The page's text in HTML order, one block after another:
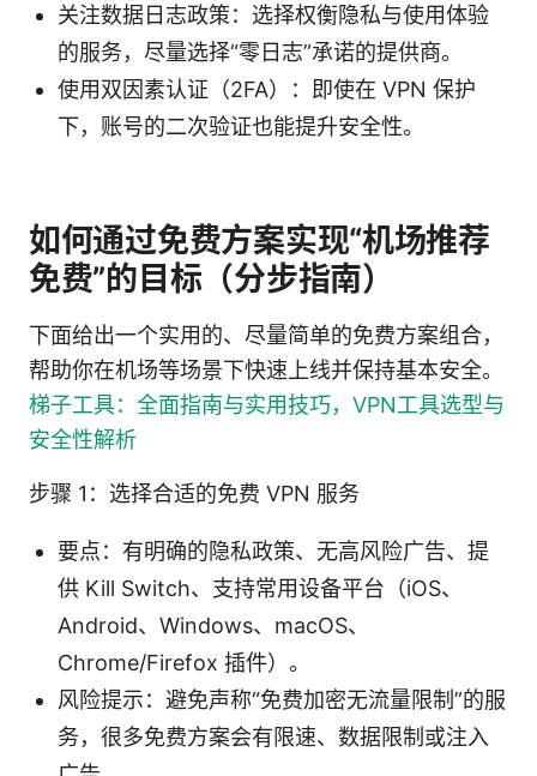
关注数据日志政策：选择权衡隐私与使用体验
的服务，尽量选择“零日志”承诺的提供商。
使用双因素认证（2FA）：即使在 VPN 保护
下，账号的二次验证也能提升安全性。
如何通过免费方案实现“机场推荐
免费”的目标（分步指南）
下面给出一个实用的、尽量简单的免费方案组合，
帮助你在机场等场景下快速上线并保持基本安全。
梯子工具：全面指南与实用技巧，VPN工具选型与
安全性解析
步骤 1：选择合适的免费 VPN 服务
要点：有明确的隐私政策、无高风险广告、提
供 Kill Switch、支持常用设备平台（iOS、
Android、Windows、macOS、
Chrome/Firefox 插件）。
风险提示：避免声称“免费加密无流量限制”的服
务，很多免费方案会有限速、数据限制或注入